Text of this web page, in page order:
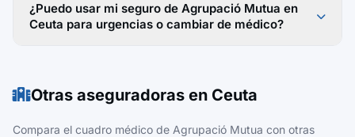
¿Puedo usar mi seguro de Agrupació Mutua en
Ceuta para urgencias o cambiar de médico?
Otras aseguradoras en Ceuta
Compara el cuadro médico de Agrupació Mutua con otras